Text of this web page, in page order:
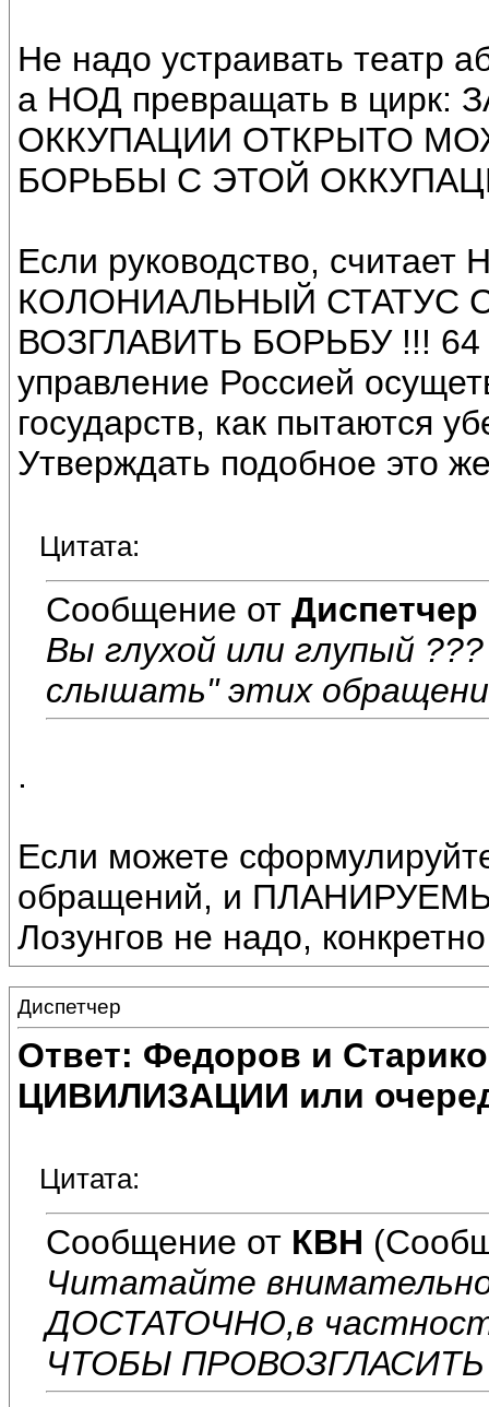
Не надо устраивать театр
а НОД превращать в
ОККУПАЦИИ ОТКРЫТО
БОРЬБЫ С ЭТОЙ
Если руководство,
КОЛОНИАЛЬНЫЙ СТАТУС
ВОЗГЛАВИТЬ БОРЬБУ !!! 64
управление Россией
государств, как пытаются
Утверждать подобное
Цитата:
Сообщение от Диспетчер
Вы глухой или глупый
слышать" этих
.
Если можете
обращений, и
Лозунгов не надо,
Диспетчер
Ответ: Федоров и
ЦИВИЛИЗАЦИИ или
Цитата:
Сообщение от КВН
Читатайте
ДОСТАТОЧНО,в
ЧТОБЫ